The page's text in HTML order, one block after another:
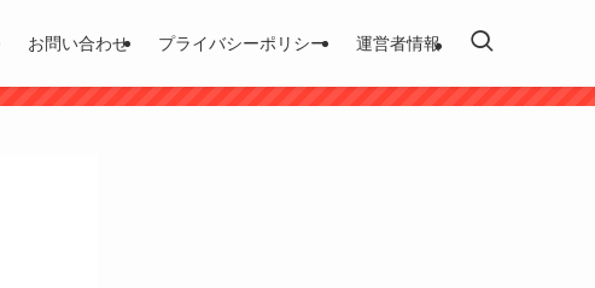
お問い合わせ プライバシーポリシー 運営者情報